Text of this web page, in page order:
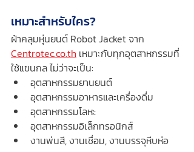
เหมาะสำหรับใคร?
ผ้าคลุมหุ่นยนต์ Robot Jacket จาก
Centrotec.co.th เหมาะกับทุกอุตสาหกรรมที่
ใช้แขนกล ไม่ว่าจะเป็น:
อุตสาหกรรมยานยนต์
อุตสาหกรรมอาหารและเครื่องดื่ม
อุตสาหกรรมโลหะ
อุตสาหกรรมอิเล็กทรอนิกส์
งานพ่นสี, งานเชื่อม, งานบรรจุหีบห่อ